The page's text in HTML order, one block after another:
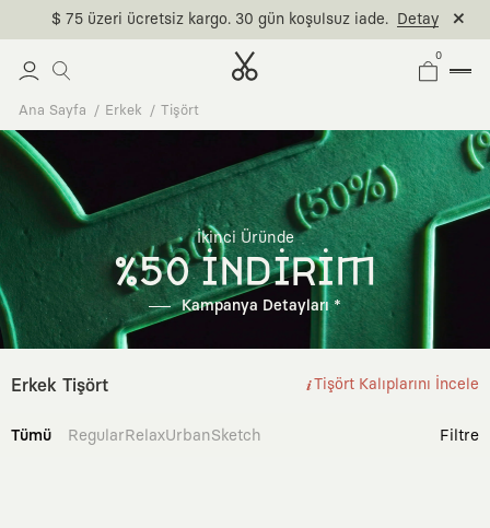
$ 75 üzeri ücretsiz kargo. 30 gün koşulsuz iade. Detay
0
Ana Sayfa Erkek Tişört
İkinci Üründe
%50 İNDİRİM
Kampanya Detayları *
Erkek Tişört Tişört Kalıplarını İncele
Tümü RegularRelaxUrbanSketch Filtre